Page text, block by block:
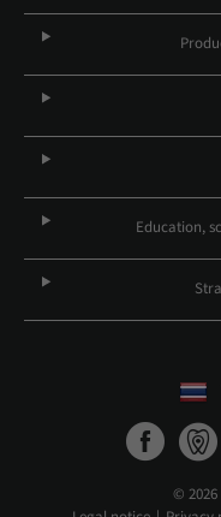
Education,
©